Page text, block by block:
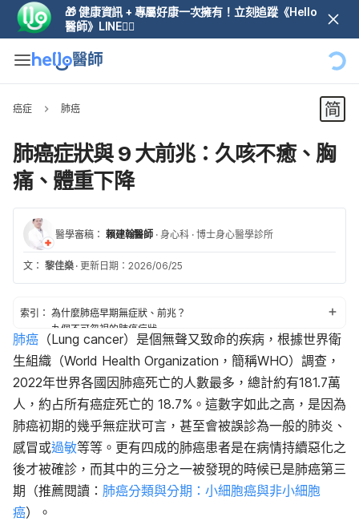
🎁 健康資訊 + 專屬好康一次擁有！立刻追蹤《Hello
醫師》LINE👆🏼
癌症 肺癌
肺癌症狀與 9 大前兆：久咳不癒、胸
痛、體重下降
醫學審稿： 賴建翰醫師 · 身心科 · 博士身心醫學診所
文： 黎佳燊 · 更新日期：2026/06/25
索引： 為什麼肺癌早期無症狀、前兆？
九個不可忽視的肺癌症狀
可能引發的肺癌症候群
肺癌 （Lung cancer）是個無聲又致命的疾病，根據世界衛
生組織（World Health Organization，簡稱WHO）調查，
2022年世界各國因肺癌死亡的人數最多，總計約有181.7萬
人，約占所有癌症死亡的 18.7%。這數字如此之高，是因為
肺癌初期的幾乎無症狀可言，甚至會被誤診為一般的肺炎、
感冒或過敏等等。更有四成的肺癌患者是在病情持續惡化之
後才被確診，而其中的三分之一被發現的時候已是肺癌第三
期（推薦閱讀： 肺癌分類與分期：小細胞癌與非小細胞
癌） 。